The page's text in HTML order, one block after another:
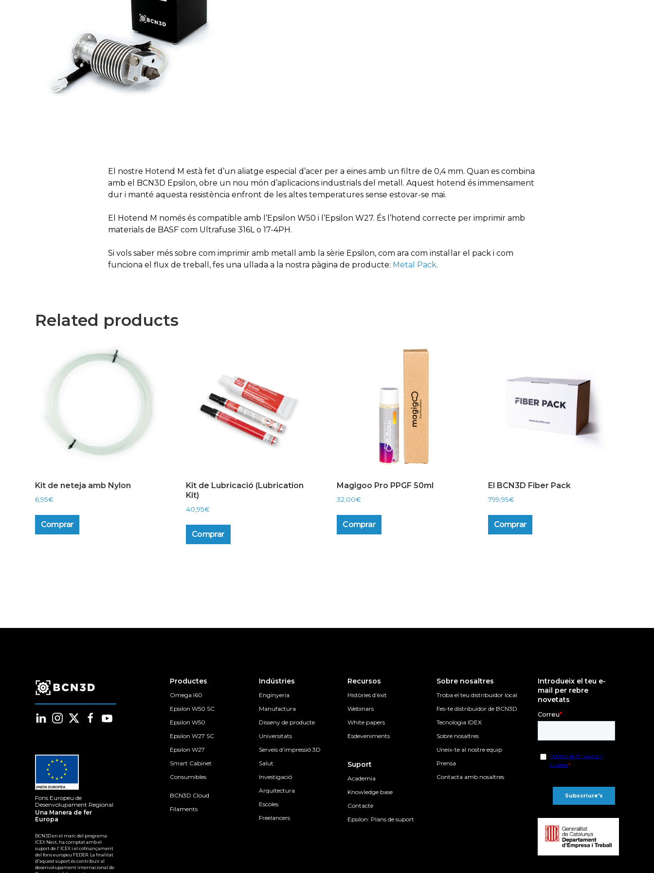
El nostre Hotend M està fet d’un aliatge especial d’acer per a eines amb un filtre de 0,4 mm. Quan es combina
amb el BCN3D Epsilon, obre un nou món d’aplicacions industrials del metall. Aquest hotend és immensament
dur i manté aquesta resistència enfront de les altes temperatures sense estovar-se mai.
El Hotend M només és compatible amb l’Epsilon W50 i l’Epsilon W27. És l’hotend correcte per imprimir amb
materials de BASF com Ultrafuse 316L o 17-4PH.
Si vols saber més sobre com imprimir amb metall amb la sèrie Epsilon, com ara com instal·lar el pack i com
funciona el flux de treball, fes una ullada a la nostra pàgina de producte: Metal Pack.
Related products
Kit de neteja amb Nylon
6,95€
Comprar
Kit de Lubricació (Lubrication
Kit)
40,95€
Comprar
Magigoo Pro PPGF 50ml
32,00€
Comprar
El BCN3D Fiber Pack
799,95€
Comprar
Fons Europeu de
Desenvolupament Regional
Una Manera de fer
Europa
BCN3D en el marc del programa
ICEX Next, ha comptat amb el
suport de l’ ICEX i el cofinançament
del fons europeu FEDER. La finalitat
d‟aquest suport és contribuir al
desenvolupament internacional de
Productes
Omega I60
Epsilon W50 SC
Epsilon W50
Epsilon W27 SC
Epsilon W27
Smart Cabinet
Consumibles
BCN3D Cloud
Filaments
Indústries
Enginyeria
Manufactura
Disseny de producte
Universitats
Serveis d’impressió 3D
Salut
Investigació
Arquitectura
Escoles
Freelancers
Recursos
Històries d’èxit
Webinars
White papers
Esdeveniments
Suport
Academia
Knowledge base
Contacte
Epsilon: Plans de suport
Sobre nosaltres
Troba el teu distribuidor local
Fes-te distribuïdor de BCN3D
Tecnologia IDEX
Sobre nosaltres
Uneix-te al nostre equip
Prensa
Contacta amb nosaltres
Introdueix el teu e-
mail per rebre
novetats